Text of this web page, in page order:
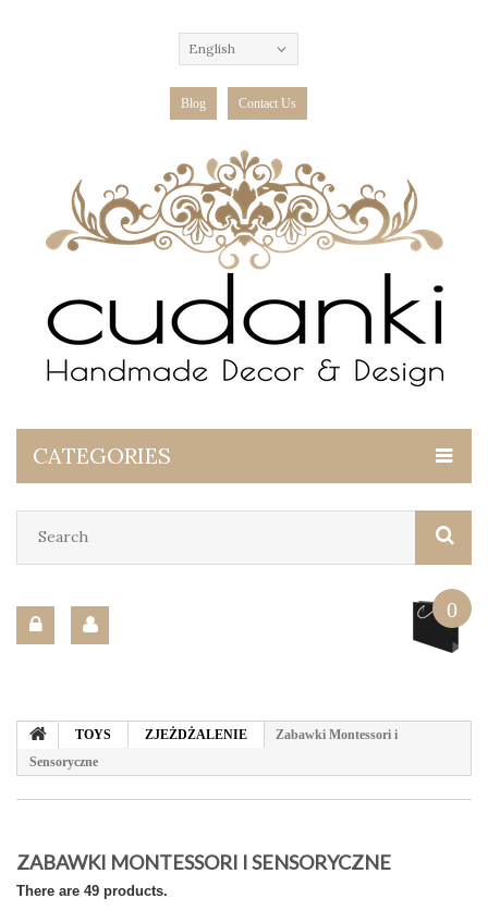
English
Blog Contact Us
CATEGORIES
0
TOYS ZJEŻDŻALENIE
Zabawki Montessori i
Sensoryczne
ZABAWKI MONTESSORI I SENSORYCZNE
There are 49 products.